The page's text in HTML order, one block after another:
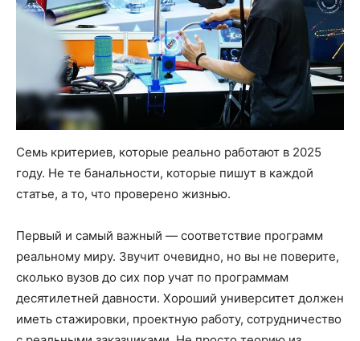
Семь критериев, которые реально работают в 2025
году. Не те банальности, которые пишут в каждой
статье, а то, что проверено жизнью.
Первый и самый важный — соответствие программ
реальному миру. Звучит очевидно, но вы не поверите,
сколько вузов до сих пор учат по программам
десятилетней давности. Хороший университет должен
иметь стажировки, проектную работу, сотрудничество